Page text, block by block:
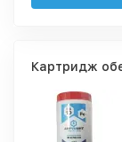
Картридж